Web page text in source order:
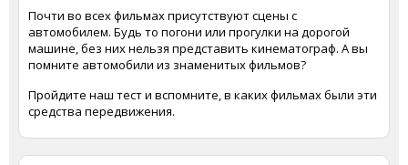
Почти во всех фильмах присутствуют сцены с
автомобилем. Будь то погони или прогулки на дорогой
машине, без них нельзя представить кинематограф. А вы
помните автомобили из знаменитых фильмов?
Пройдите наш тест и вспомните, в каких фильмах были эти
средства передвижения.